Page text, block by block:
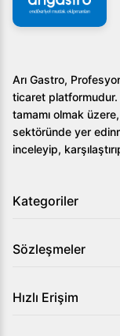
Arı Gastro,
ticaret platformudur.
tamamı olmak
sektöründe yer
inceleyip,
Kategoriler
Sözleşmeler
Hızlı Erişim